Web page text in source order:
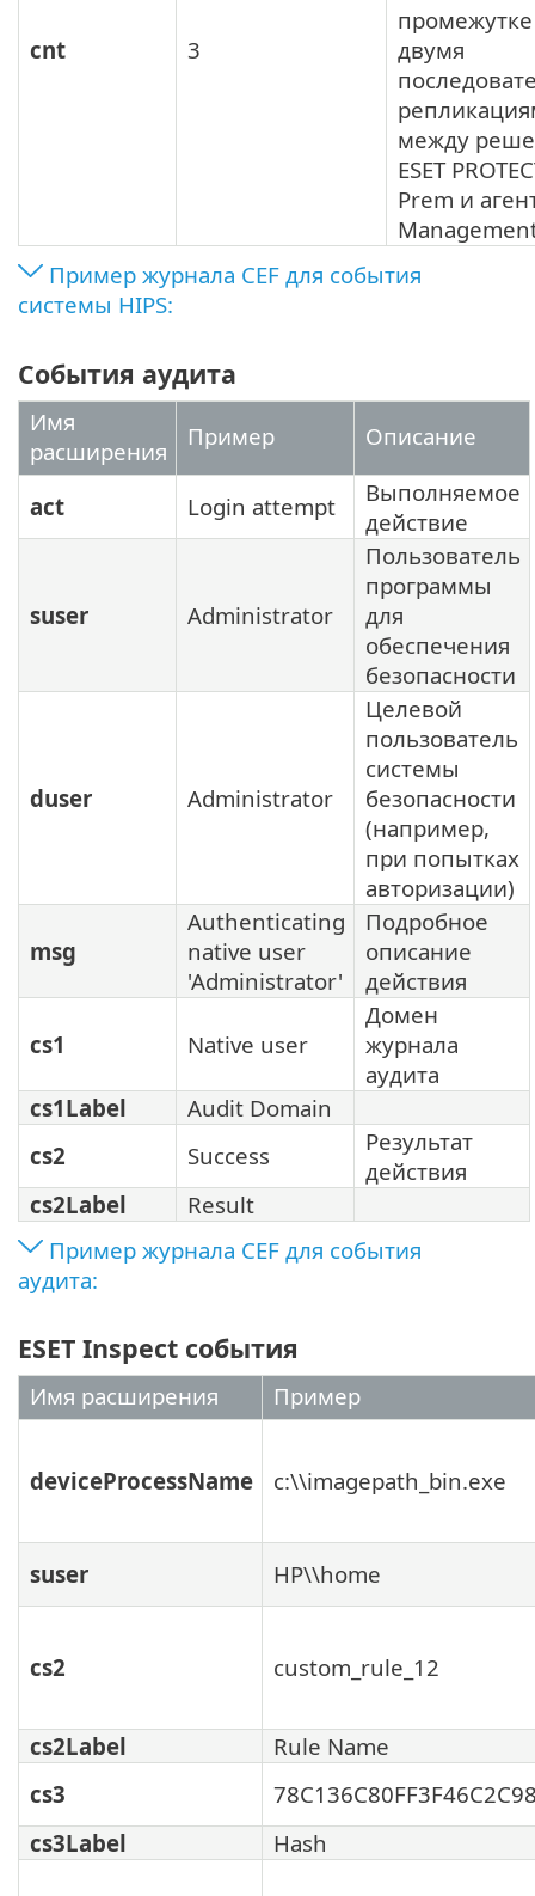
cnt 3
двумя
между
ESET
Prem и
Пример журнала CEF для события
системы HIPS:
События аудита
Имя
расширения
Пример Описание
act Login attempt
Выполняемое
действие
suser Administrator
Пользователь
программы
для
обеспечения
безопасности
duser Administrator
Целевой
пользователь
системы
безопасности
(например,
при попытках
авторизации)
msg
Authenticating
native user
'Administrator'
Подробное
описание
действия
cs1 Native user
Домен
журнала
аудита
cs1Label
Audit Domain
cs2
Success
Результат
действия
cs2Label
Result
Пример журнала CEF для события
аудита:
ESET Inspect события
Имя расширения Пример
deviceProcessName c:\\imagepath_bin.exe
suser HP\\home
cs2 custom_rule_12
cs2Label
Rule Name
cs3
cs3Label
Hash